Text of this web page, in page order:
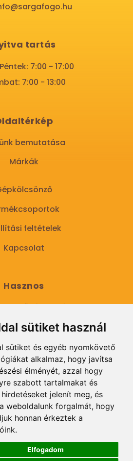
sütiket használ
sütiket és egyéb nyomkövető
alkalmaz, hogy javítsa
élményét, azzal hogy
szabott tartalmakat és
jelenít meg, és
weboldalunk forgalmát, hogy
honnan érkeztek a
Elfogadom
tartás
7:00 - 17:00
7:00 - 13:00
bemutatása
Márkák
feltételek
Kapcsolat
Hasznos
Feltételek
tájékoztató
tesz gazdaggá, maga sem
válhat azzá."
jog fenntartva.
Feliratkozás